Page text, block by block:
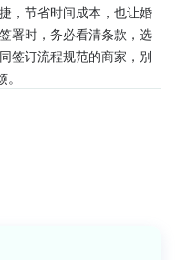
，节省时间成本，也让婚
署时，务必看清条款，选
签订流程规范的商家，别